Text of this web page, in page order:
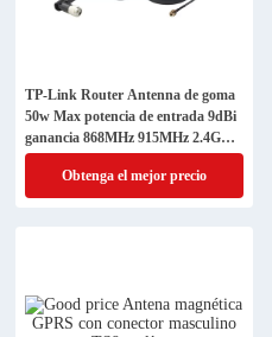
TP-Link Router Antenna de goma
50w Max potencia de entrada 9dBi
ganancia 868MHz 915MHz 2.4G
5.8G 4G
Obtenga el mejor precio